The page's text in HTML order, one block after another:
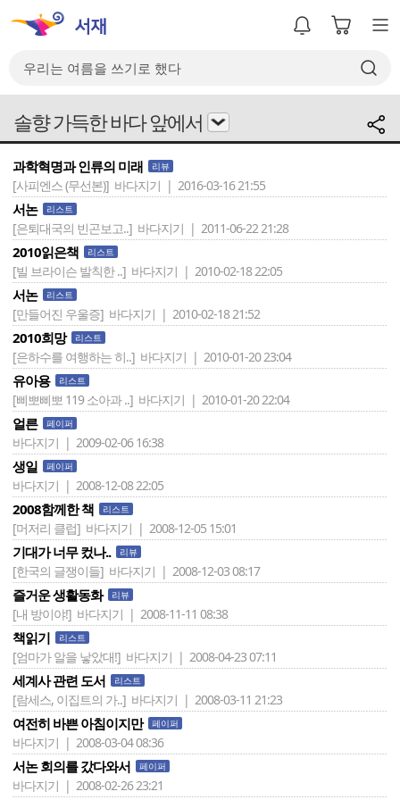
솔향 가득한 바다 앞에서
과학혁명과 인류의 미래 리뷰
[사피엔스 (무선본)] 바다지기 | 2016-03-16 21:55
서논 리스트
[은퇴대국의 빈곤보고..] 바다지기 | 2011-06-22 21:28
2010읽은책 리스트
[빌 브라이슨 발칙한 ..] 바다지기 | 2010-02-18 22:05
서논 리스트
[만들어진 우울증] 바다지기 | 2010-02-18 21:52
2010희망 리스트
[은하수를 여행하는 히..] 바다지기 | 2010-01-20 23:04
유아용 리스트
[삐뽀삐뽀 119 소아과 ..] 바다지기 | 2010-01-20 22:04
얼른 페이퍼
바다지기 | 2009-02-06 16:38
생일 페이퍼
바다지기 | 2008-12-08 22:05
2008함께한 책 리스트
[머저리 클럽] 바다지기 | 2008-12-05 15:01
기대가 너무 컸나.. 리뷰
[한국의 글쟁이들] 바다지기 | 2008-12-03 08:17
즐거운 생활동화 리뷰
[내 방이야!] 바다지기 | 2008-11-11 08:38
책읽기 리스트
[엄마가 알을 낳았대!] 바다지기 | 2008-04-23 07:11
세계사 관련 도서 리스트
[람세스, 이집트의 가..] 바다지기 | 2008-03-11 21:23
여전히 바쁜 아침이지만 페이퍼
바다지기 | 2008-03-04 08:36
서논 회의를 갔다와서 페이퍼
바다지기 | 2008-02-26 23:21